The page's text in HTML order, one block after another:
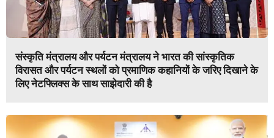
संस्कृति मंत्रालय और पर्यटन मंत्रालय ने भारत की सांस्कृतिक
विरासत और पर्यटन स्थलों को प्रमाणिक कहानियों के जरिए दिखाने के
लिए नेटफ्लिक्स के साथ साझेदारी की है